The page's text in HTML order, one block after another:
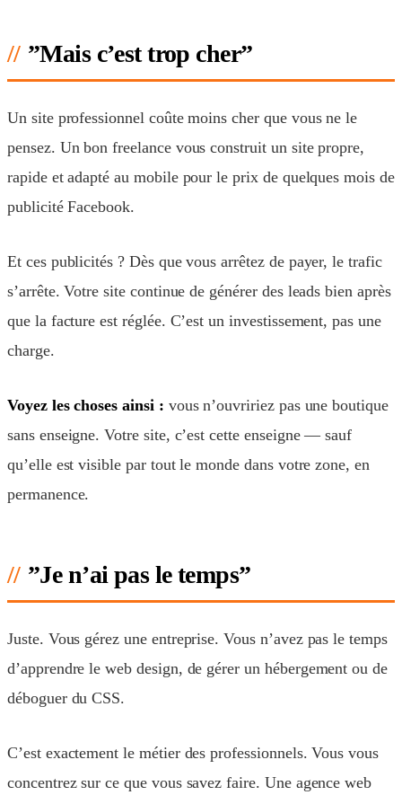
”Mais c’est trop cher”
Un site professionnel coûte moins cher que vous ne le
pensez. Un bon freelance vous construit un site propre,
rapide et adapté au mobile pour le prix de quelques mois de
publicité Facebook.
Et ces publicités ? Dès que vous arrêtez de payer, le trafic
s’arrête. Votre site continue de générer des leads bien après
que la facture est réglée. C’est un investissement, pas une
charge.
Voyez les choses ainsi : vous n’ouvririez pas une boutique
sans enseigne. Votre site, c’est cette enseigne — sauf
qu’elle est visible par tout le monde dans votre zone, en
permanence.
”Je n’ai pas le temps”
Juste. Vous gérez une entreprise. Vous n’avez pas le temps
d’apprendre le web design, de gérer un hébergement ou de
déboguer du CSS.
C’est exactement le métier des professionnels. Vous vous
concentrez sur ce que vous savez faire. Une agence web